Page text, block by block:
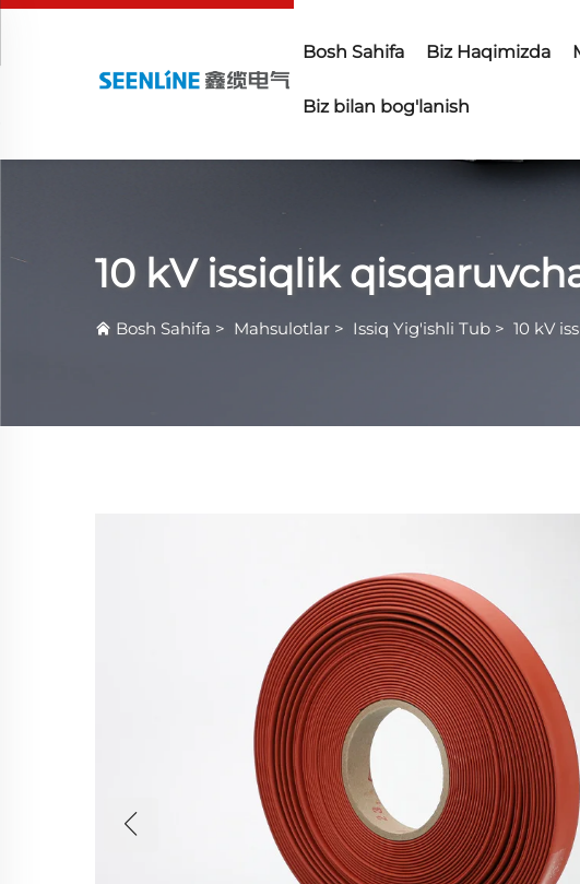
Bosh Sahifa Biz Haqimizda
Biz bilan bog'lanish
10 kV issiqlik
Bosh Sahifa > Mahsulotlar > Issiq Yig'ishli Tub > 10 kV